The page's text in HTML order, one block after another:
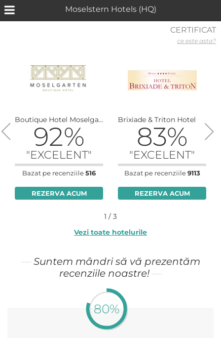
Moselstern Hotels (HQ)
Boutique Hotel Moselgarten
92%
"EXCELENT"
Bazat pe recenziile516
REZERVA ACUM
Brixiade & Triton Hotel
83%
"EXCELENT"
Bazat pe recenziile9113
REZERVA ACUM
Vezi toate hotelurile
1 / 3
Suntem mândri să vă prezentăm
recenziile noastre!
80%
CERTIFICAT
ce este asta?